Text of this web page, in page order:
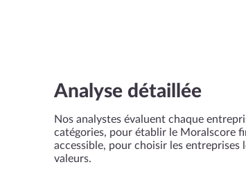
Analyse détaillée
Nos analystes évaluent chaque
catégories, pour établir le Moralscore
accessible, pour choisir les entreprises
valeurs.